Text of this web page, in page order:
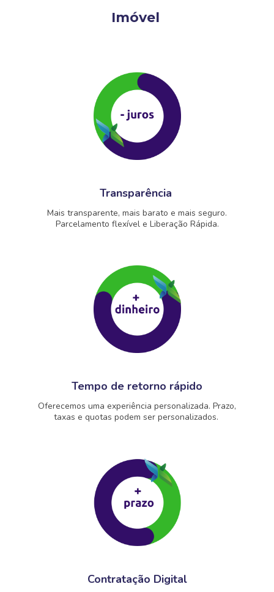
Imóvel
Transparência
Mais transparente, mais barato e mais seguro.
Parcelamento flexível e Liberação Rápida.
Tempo de retorno rápido
Oferecemos uma experiência personalizada. Prazo,
taxas e quotas podem ser personalizados.
Contratação Digital